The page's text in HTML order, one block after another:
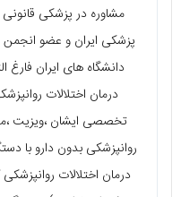
مشاوره در پزشکی قانونی
پزشکی ایران و عضو انجمن
دانشگاه های ایران
درمان اختلالات
تخصصی ایشان ،ویزیت
درمان اختلالات